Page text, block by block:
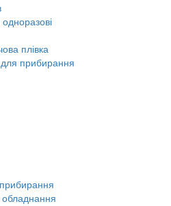
плівка
для прибирання
обладнання